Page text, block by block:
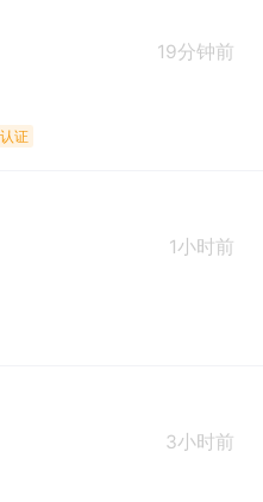
19分钟前
认证
1小时前
3小时前